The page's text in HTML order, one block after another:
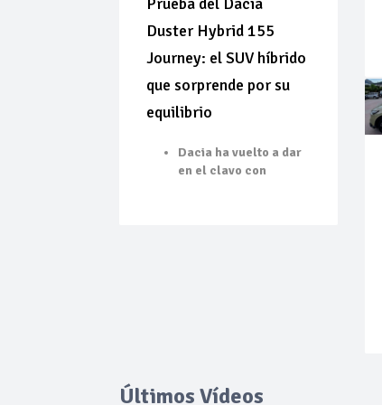
Duster Hybrid 155
Journey: el SUV híbrido
que sorprende por su
equilibrio
Dacia ha vuelto a dar
en el clavo con
Últimos Vídeos